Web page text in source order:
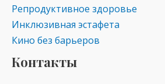
Репродуктивное здоровье
Инклюзивная эстафета
Кино без барьеров
Контакты